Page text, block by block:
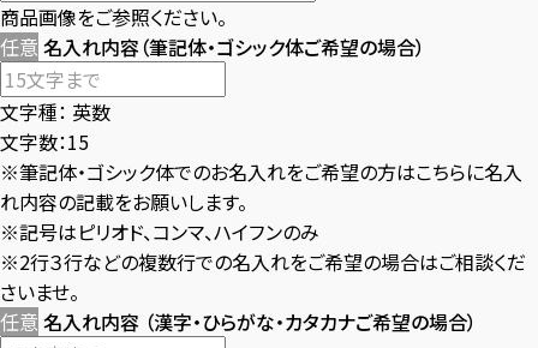
商品画像をご参照ください。
任意 名入れ内容（筆記体・ゴシック体ご希望の場合）
文字種： 英数
文字数：15
※筆記体・ゴシック体でのお名入れをご希望の方はこちらに名入
れ内容の記載をお願いします。
※記号はピリオド、コンマ、ハイフンのみ
※2行３行などの複数行での名入れをご希望の場合はご相談くだ
さいませ。
任意 名入れ内容 （漢字・ひらがな・カタカナご希望の場合）